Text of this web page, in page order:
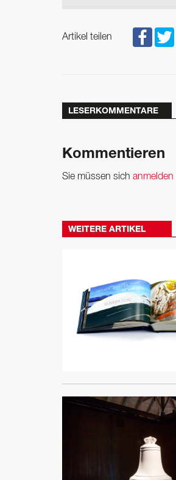
Artikel teilen
LESERKOMMENTARE
Kommentieren
Sie müssen sich anmelden
WEITERE ARTIKEL